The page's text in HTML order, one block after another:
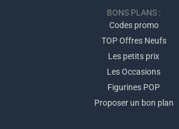
BONS PLANS :
Codes promo
TOP Offres Neufs
Les petits prix
Les Occasions
Figurines POP
Proposer un bon plan